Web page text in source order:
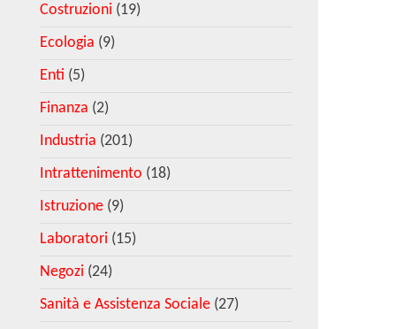
Costruzioni (19)
Ecologia (9)
Enti (5)
Finanza (2)
Industria (201)
Intrattenimento (18)
Istruzione (9)
Laboratori (15)
Negozi (24)
Sanità e Assistenza Sociale (27)